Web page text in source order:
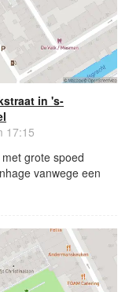
in 's-
17:15
grote spoed
vanwege een